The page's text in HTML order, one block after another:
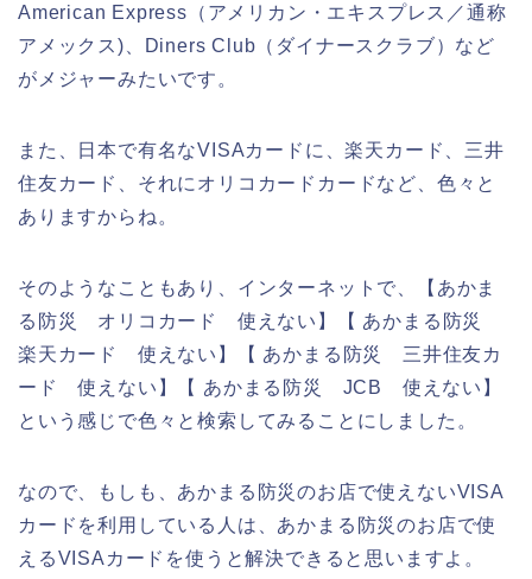
American Express（アメリカン・エキスプレス／通称
アメックス)、Diners Club（ダイナースクラブ）など
がメジャーみたいです。
また、日本で有名なVISAカードに、楽天カード、三井
住友カード、それにオリコカードカードなど、色々と
ありますからね。
そのようなこともあり、インターネットで、【あかま
る防災 オリコカード 使えない】【 あかまる防災
楽天カード 使えない】【 あかまる防災 三井住友カ
ード 使えない】【 あかまる防災 JCB 使えない】
という感じで色々と検索してみることにしました。
なので、もしも、あかまる防災のお店で使えないVISA
カードを利用している人は、あかまる防災のお店で使
えるVISAカードを使うと解決できると思いますよ。